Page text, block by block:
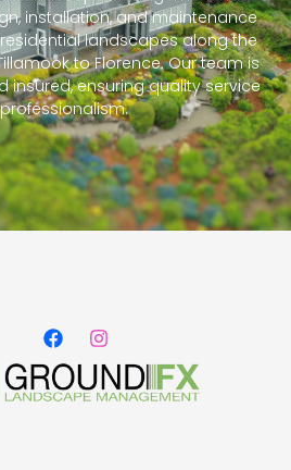
installation, and maintenance
landscapes along the
to Florence. Our team is
insured, ensuring quality service